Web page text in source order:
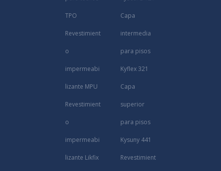
TPO
Revestimient
o
impermeabi
lizante MPU
Revestimient
o
impermeabi
lizante Likfix
Capa
intermedia
para pisos
Kyflex 321
Capa
superior
para pisos
Kysuny 441
Revestimient